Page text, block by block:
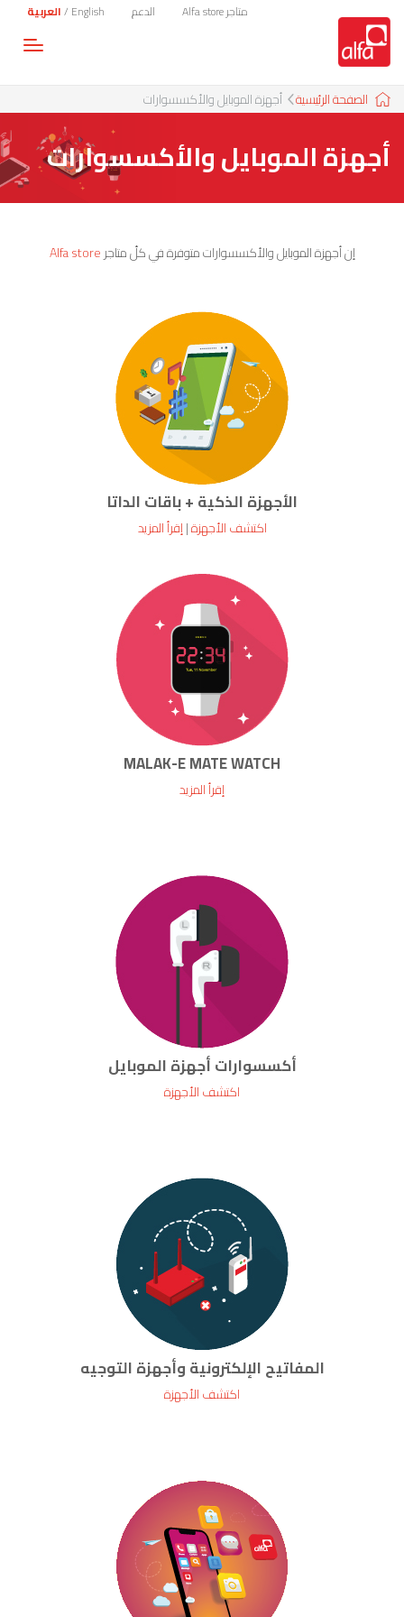
English
/العربية الدعم متاجر Alfa store
الصفحة الرئيسية أجهزة الموبايل والأكسسوارات
أجهزة الموبايل والأكسسوارات
إن أجهزة الموبايل والأكسسوارات متوفرة في كلّ متاجرAlfa store
الأجهزة الذكية + باقات الداتا
اكتشف الأجهزة|إقرأ المزيد
MALAK-E MATE WATCH
إقرأ المزيد
أكسسوارات أجهزة الموبايل
اكتشف الأجهزة
المفاتيح الإلكترونية وأجهزة التوجيه
اكتشف الأجهزة